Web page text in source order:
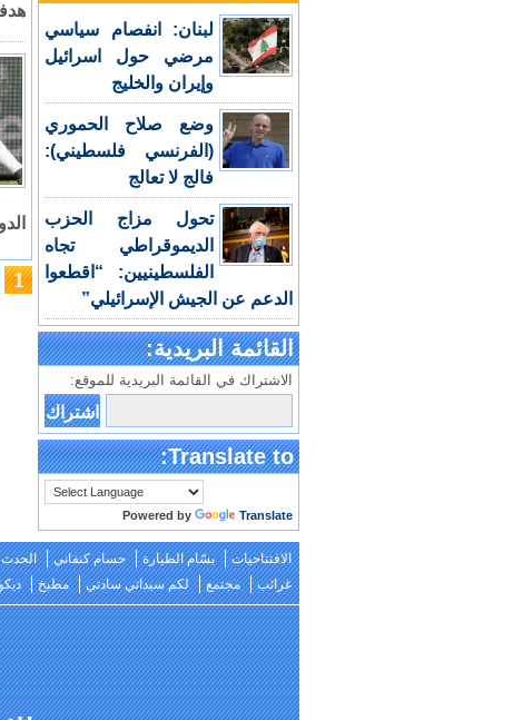
لبنان: انفصام سياسي
مرضي حول اسرائيل
وإيران والخليج
وضع صلاح الحموري
(الفرنسي فلسطيني):
فالج لا تعالج
تحول مزاج الحزب
الديموقراطي تجاه
الفلسطينيين: “اقطعوا
الدعم عن الجيش الإسرائيلي”
القائمة البريدية:
الاشتراك في القائمة البريدية للموقع:
Translate to:
Powered by Translate
1
الافتتاحيات بسّام الطيارة حسام كنفاني الحدث
غرائب
مجتمع لكم سيداتي سادتي مطبخ